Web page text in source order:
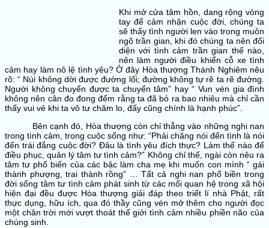
Khi mở cửa tâm hồn, dang rộng vòng
tay để cảm nhận cuộc đời, chúng ta
sẽ thấy tình người len vào trong muôn
ngõ trần gian, khi đó chúng ta nên đối
diện với tình cảm trần gian thế nào,
nên làm người điều khiển cỗ xe tình
cảm hay làm nô lệ tình yêu? Ở đây Hòa thượng Thánh Nghiêm nêu
rõ: “ Núi không dời được đường lối; đường không tự rẽ ta rẽ đường.
Người không chuyển được ta chuyển tâm” hay “ Vun vén gia đình
không nên cân đo đong đếm rằng ta đã bỏ ra bao nhiêu mà chỉ cần
thấy vui vẻ khi ta vô tư chăm lo, đấy cũng chính là hạnh phúc”.
Bên cạnh đó, Hòa thượng còn chỉ thẳng vào những nghi nan
trong tình cảm, trong cuộc sống như: “Phải chăng nói đến tình là nói
đến trái đắng cuộc đời? Đâu là tình yêu đích thực? Làm thế nào để
điều phục, quản lý tâm tư tình cảm?” Không chỉ thế, ngài còn nêu ra
tâm tư phổ biến của các bậc làm cha mẹ khi muốn con mình “ gái
thành phượng, trai thành rồng” … Tất cả nghi nan phổ biền trong
đời sống tâm tư tình cảm phát sinh từ các mối quan hệ trong xã hội
hiện đại đều được Hòa thượng giải đáp theo triết lí nhà Phật, rất
thực dụng, hữu ích, qua đó thầy cũng vén mở thêm cho người đọc
một chân trời mới vượt thoát thế giới tình cảm nhiều phiền não của
chúng sinh.